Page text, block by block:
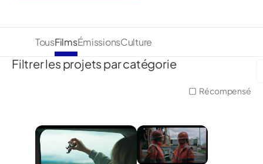
TousFilmsÉmissionsCulture
Filtrer les projets par catégorie
Récompensé